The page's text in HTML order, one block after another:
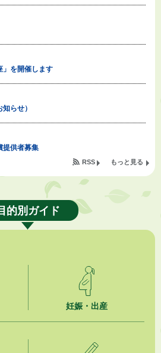
」を開催します
らせ）
提供者募集
セッション最優秀賞を受賞しました！
状を贈呈しました
定
応援税制）のお願い
もっと見る
RSS
的別ガイド
妊娠・出産